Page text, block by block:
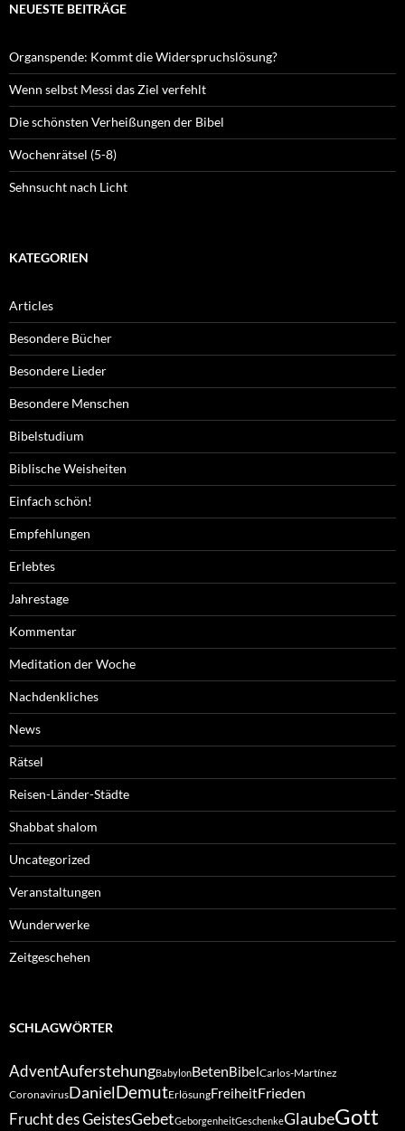
NEUESTE BEITRÄGE
Organspende: Kommt die Widerspruchslösung?
Wenn selbst Messi das Ziel verfehlt
Die schönsten Verheißungen der Bibel
Wochenrätsel (5-8)
Sehnsucht nach Licht
KATEGORIEN
Articles
Besondere Bücher
Besondere Lieder
Besondere Menschen
Bibelstudium
Biblische Weisheiten
Einfach schön!
Empfehlungen
Erlebtes
Jahrestage
Kommentar
Meditation der Woche
Nachdenkliches
News
Rätsel
Reisen-Länder-Städte
Shabbat shalom
Uncategorized
Veranstaltungen
Wunderwerke
Zeitgeschehen
SCHLAGWÖRTER
AdventAuferstehungBabylonBetenBibelCarlos-Martínez
CoronavirusDanielDemutErlösungFreiheitFrieden
Frucht des GeistesGebetGeborgenheitGeschenkeGlaubeGott